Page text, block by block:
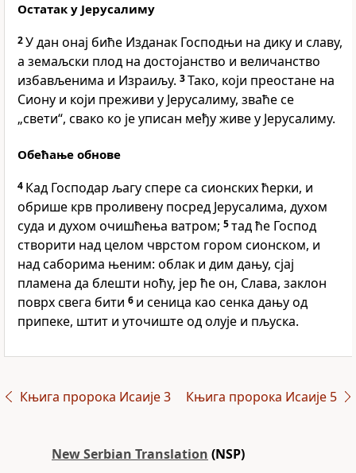
Остатак у Јерусалиму
2У дан онај биће Изданак Господњи на дику и славу,
а земаљски плод на достојанство и величанство
избављенима и Израиљу. 3Тако, који преостане на
Сиону и који преживи у Јерусалиму, зваће се
„свети“, свако ко је уписан међу живе у Јерусалиму.
Обећање обнове
4 Кад Господар љагу спере са сионских ћерки, и
обрише крв проливену посред Јерусалима, духом
суда и духом очишћења ватром; 5тад ће Господ
створити над целом чврстом гором сионском, и
над саборима њеним: облак и дим дању, сјај
пламена да блешти ноћу, јер ће он, Слава, заклон
поврх свега бити 6 и сеница као сенка дању од
припеке, штит и уточиште од олује и пљуска.
Књига пророка Исаије 3 Књига пророка Исаије 5
New Serbian Translation (NSP)